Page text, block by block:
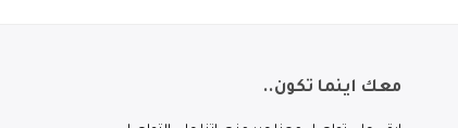
معك اينما تكون..